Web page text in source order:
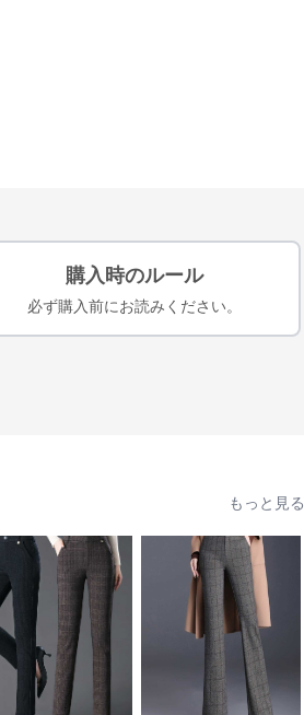
購入時のルール
必ず購入前にお読みください。
もっと見る